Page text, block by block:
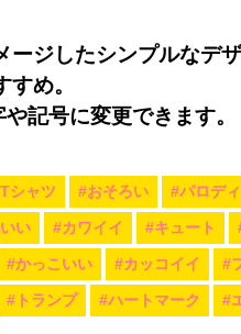
ージしたシンプルなデ
め。
記号に変更できます。
シャツ #おそろい #パロディ
い #カワイイ #キュート
#かっこいい #カッコイイ #
#トランプ #ハートマーク #